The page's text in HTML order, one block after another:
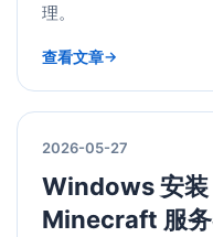
理。
查看文章
2026-05-27
Windows 安
Minecraft 服